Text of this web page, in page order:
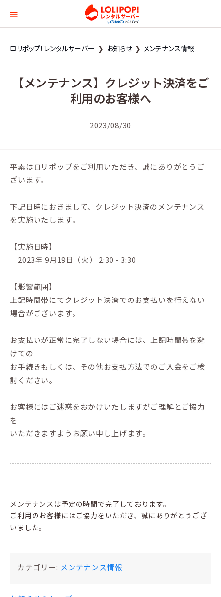
ロリポップ！レンタル
ロリポップ！レンタルサーバー お知らせ メンテナンス情報
【メンテナンス】クレジット決済をご
利用のお客様へ
2023/08/30
平素はロリポップをご利用いただき、誠にありがとうご
ざいます。
下記日時におきまして、クレジット決済のメンテナンス
を実施いたします。
【実施日時】
2023年 9月19日（火） 2:30 - 3:30
【影響範囲】
上記時間帯にてクレジット決済でのお支払いを行えない
場合がございます。
お支払いが正常に完了しない場合には、上記時間帯を避
けての
お手続きもしくは、その他お支払方法でのご入金をご検
討ください。
お客様にはご迷惑をおかけいたしますがご理解とご協力
を
いただきますようお願い申し上げます。
メンテナンスは予定の時間で完了しております。
ご利用のお客様にはご協力をいただき、誠にありがとうござ
いました。
カテゴリー: メンテナンス情報